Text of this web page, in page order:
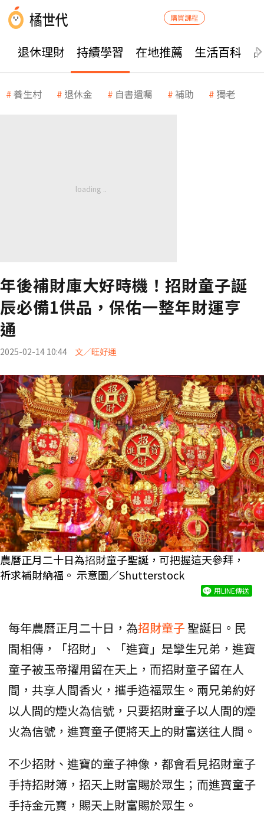
購買課程
退休理財 持續學習 在地推薦 生活百科
養生村 退休金 自書遺囑 補助 獨老
年後補財庫大好時機！招財童子誕
辰必備1供品，保佑一整年財運亨
通
2025-02-14 10:44 文／旺好運
農曆正月二十日為招財童子聖誕，可把握這天參拜，
祈求補財納福。 示意圖／Shutterstock
用LINE傳送
每年農曆正月二十日，為招財童子 聖誕日。民
間相傳，「招財」、「進寶」是攣生兄弟，進寶
童子被玉帝擢用留在天上，而招財童子留在人
間，共享人間香火，攜手造福眾生。兩兄弟約好
以人間的煙火為信號，只要招財童子以人間的煙
火為信號，進寶童子便將天上的財富送往人間。
不少招財、進寶的童子神像，都會看見招財童子
手持招財簿，招天上財富賜於眾生；而進寶童子
手持金元寶，賜天上財富賜於眾生。